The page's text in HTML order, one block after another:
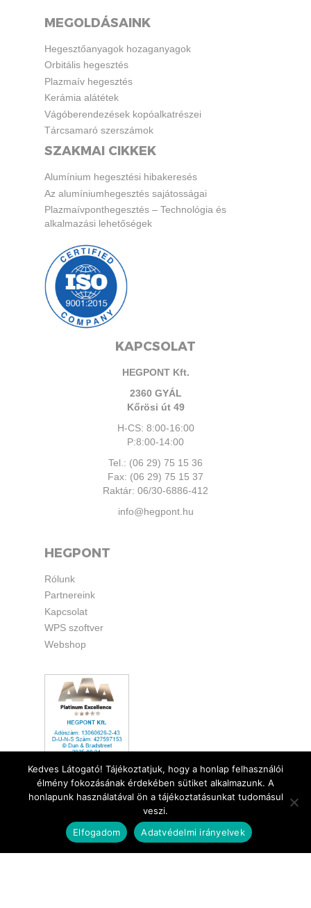
MEGOLDÁSAINK
Hegesztőanyagok hozaganyagok
Orbitális hegesztés
Plazmaív hegesztés
Kerámia alátétek
Vágóberendezések kopóalkatrészei
Tárcsamaró szerszámok
SZAKMAI CIKKEK
Alumínium hegesztési hibakeresés
Az alumíniumhegesztés sajátosságai
Plazmaívponthegesztés – Technológia és
alkalmazási lehetőségek
KAPCSOLAT
HEGPONT Kft.
2360 GYÁL
Kőrösi út 49
H-CS: 8:00-16:00
P:8:00-14:00
Tel.: (06 29) 75 15 36
Fax: (06 29) 75 15 37
Raktár: 06/30-6886-412
info@hegpont.hu
HEGPONT
Rólunk
Partnereink
Kapcsolat
WPS szoftver
Webshop
PÁLYÁZATI TÁMOGATÁS
Kedves Látogató! Tájékoztatjuk, hogy a honlap felhasználói
élmény fokozásának érdekében sütiket alkalmazunk. A
honlapunk használatával ön a tájékoztatásunkat tudomásul
veszi.
Elfogadom
Adatvédelmi irányelvek